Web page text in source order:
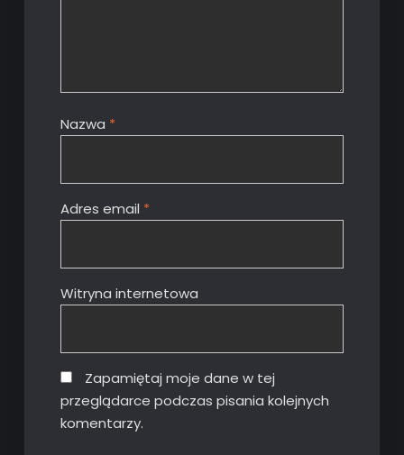
Nazwa *
Adres email *
Witryna internetowa
Zapamiętaj moje dane w tej
przeglądarce podczas pisania kolejnych
komentarzy.